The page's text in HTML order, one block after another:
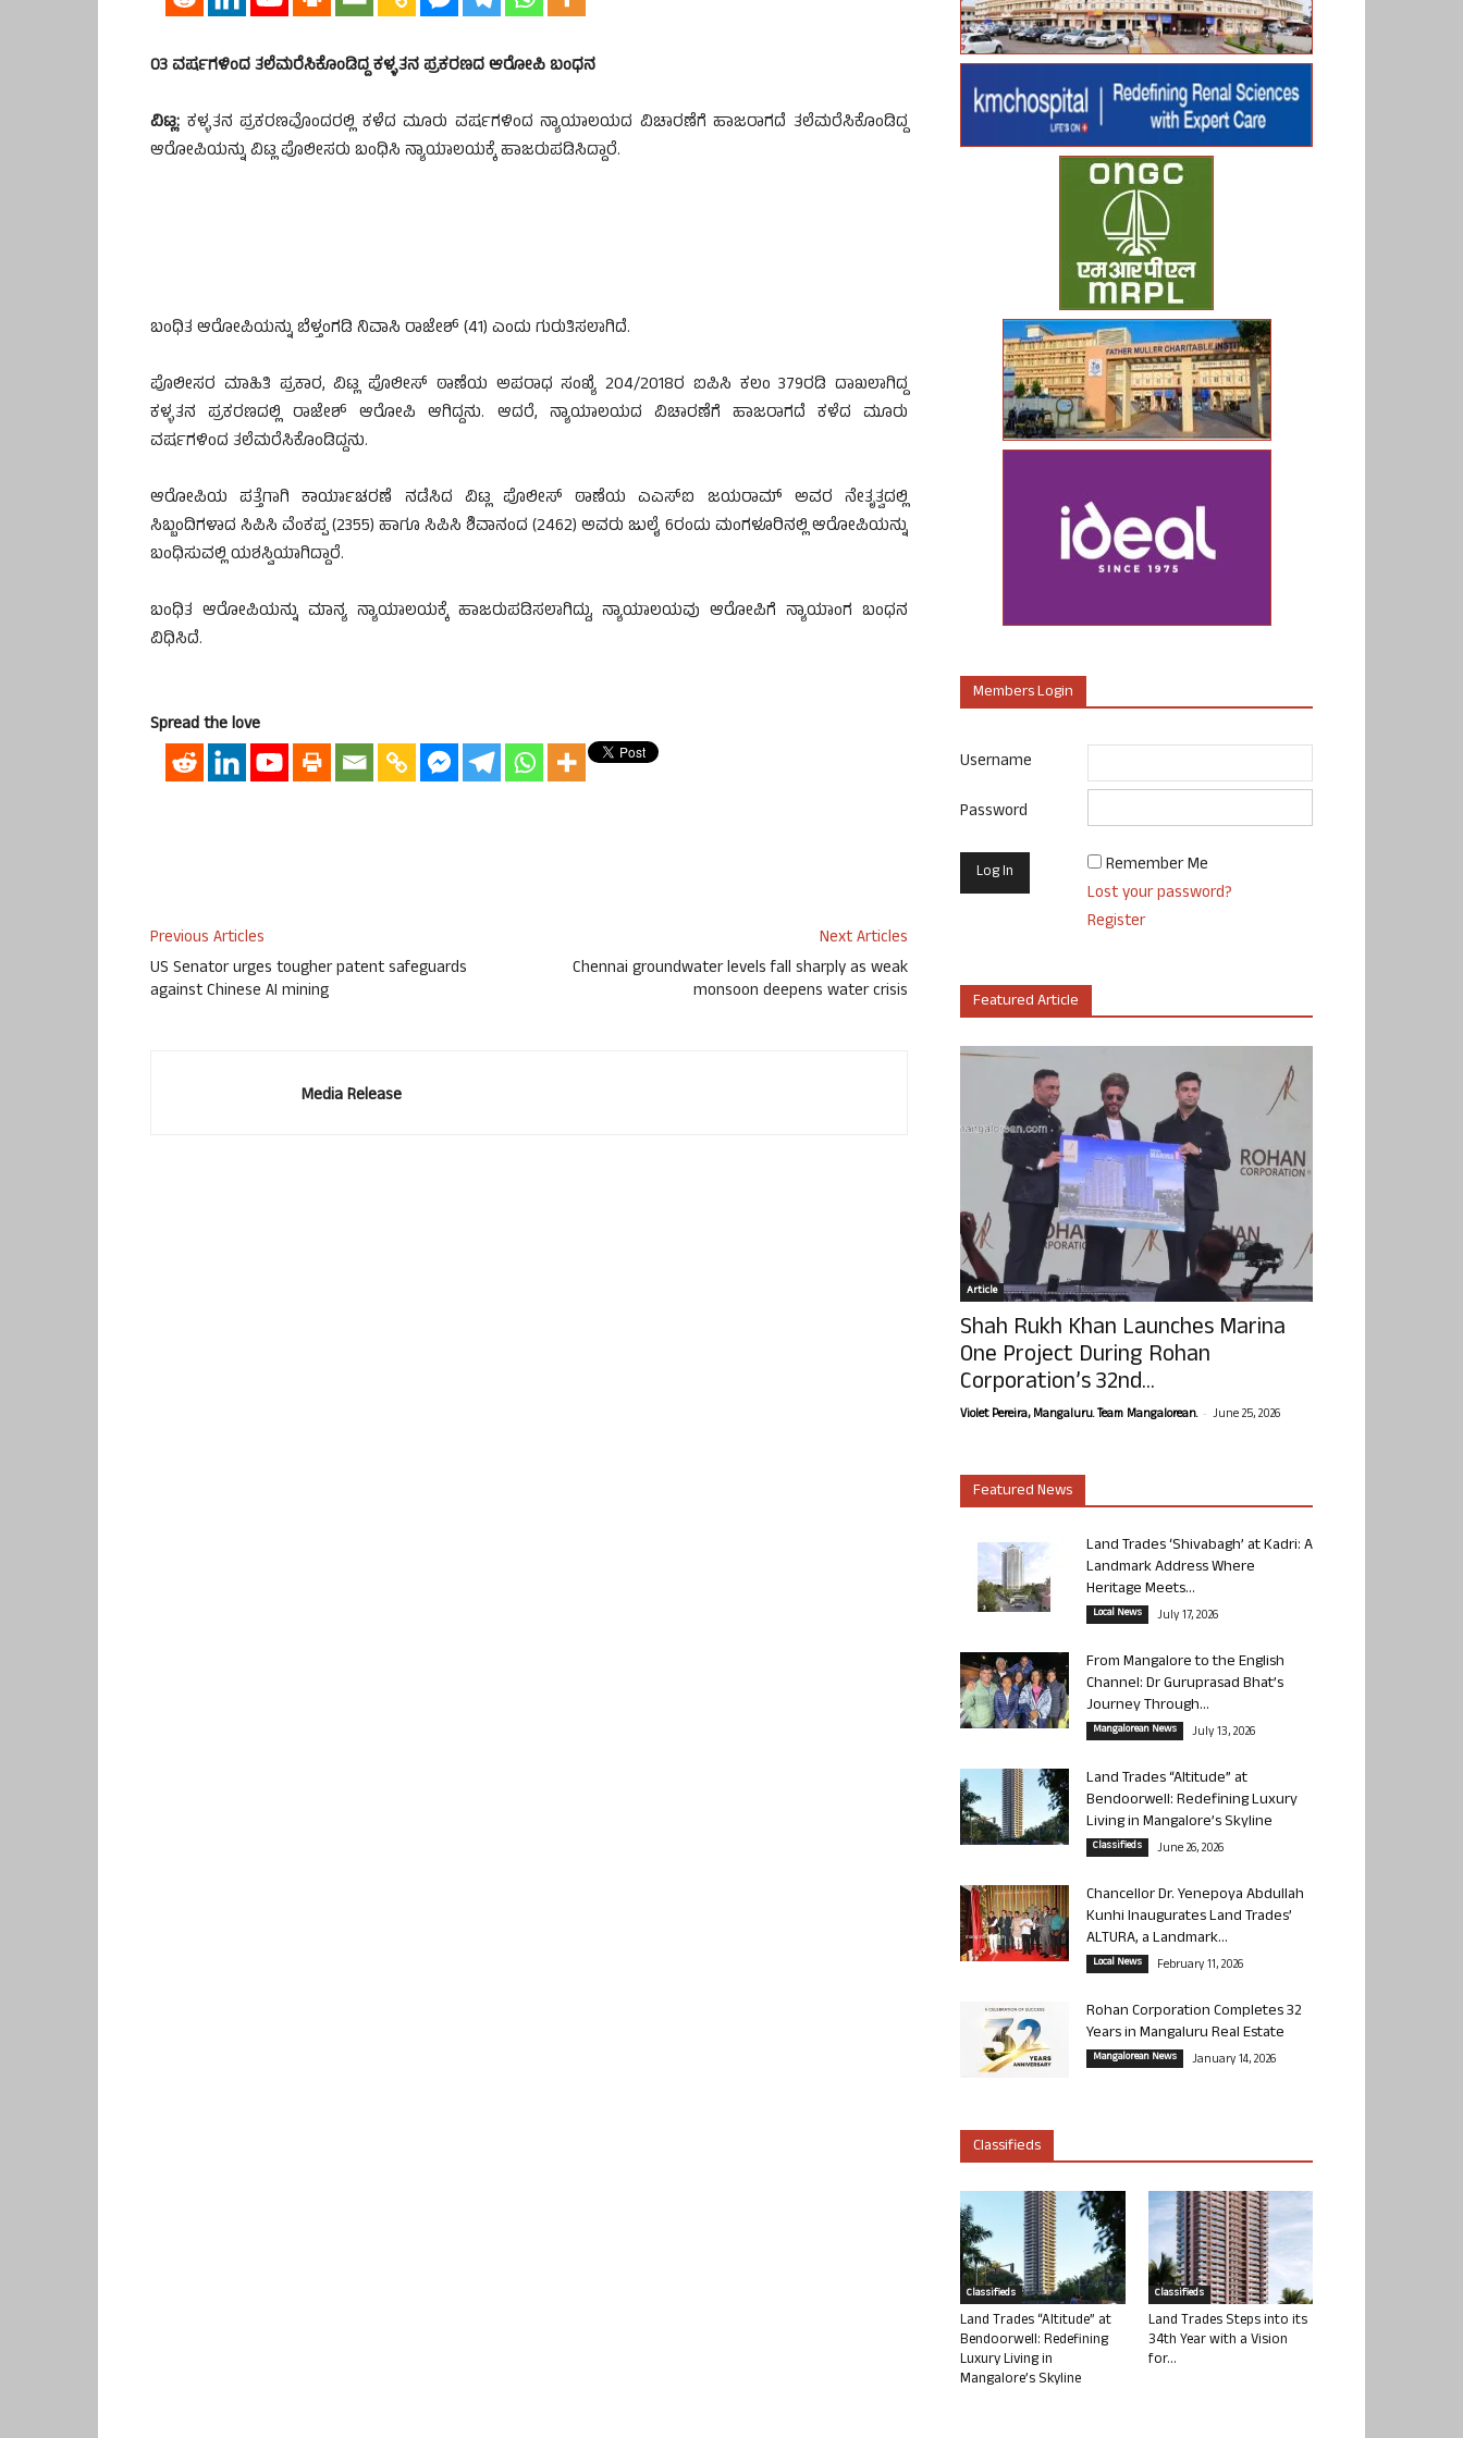
03 ವರ್ಷಗಳಿಂದ ತಲೆಮರೆಸಿಕೊಂಡಿದ್ದ ಕಳ್ಳತನ ಪ್ರಕರಣದ ಆರೋಪಿ ಬಂಧನ
ವಿಟ್ಲ: ಕಳ್ಳತನ ಪ್ರಕರಣವೊಂದರಲ್ಲಿ ಕಳೆದ ಮೂರು ವರ್ಷಗಳಿಂದ ನ್ಯಾಯಾಲಯದ ವಿಚಾರಣೆಗೆ ಹಾಜರಾಗದೆ ತಲೆಮರೆಸಿಕೊಂಡಿದ್ದ
ಆರೋಪಿಯನ್ನು ವಿಟ್ಲ ಪೊಲೀಸರು ಬಂಧಿಸಿ ನ್ಯಾಯಾಲಯಕ್ಕೆ ಹಾಜರುಪಡಿಸಿದ್ದಾರೆ.
ಬಂಧಿತ ಆರೋಪಿಯನ್ನು ಬೆಳ್ತಂಗಡಿ ನಿವಾಸಿ ರಾಜೇಶ್ (41) ಎಂದು ಗುರುತಿಸಲಾಗಿದೆ.
ಪೊಲೀಸರ ಮಾಹಿತಿ ಪ್ರಕಾರ, ವಿಟ್ಲ ಪೊಲೀಸ್ ಠಾಣೆಯ ಅಪರಾಧ ಸಂಖ್ಯೆ 204/2018ರ ಐಪಿಸಿ ಕಲಂ 379ರಡಿ ದಾಖಲಾಗಿದ್ದ
ಕಳ್ಳತನ ಪ್ರಕರಣದಲ್ಲಿ ರಾಜೇಶ್ ಆರೋಪಿ ಆಗಿದ್ದನು. ಆದರೆ, ನ್ಯಾಯಾಲಯದ ವಿಚಾರಣೆಗೆ ಹಾಜರಾಗದೆ ಕಳೆದ ಮೂರು
ವರ್ಷಗಳಿಂದ ತಲೆಮರೆಸಿಕೊಂಡಿದ್ದನು.
ಆರೋಪಿಯ ಪತ್ತೆಗಾಗಿ ಕಾರ್ಯಾಚರಣೆ ನಡೆಸಿದ ವಿಟ್ಲ ಪೊಲೀಸ್ ಠಾಣೆಯ ಎಎಸ್‌ಐ ಜಯರಾಮ್ ಅವರ ನೇತೃತ್ವದಲ್ಲಿ
ಸಿಬ್ಬಂದಿಗಳಾದ ಸಿಪಿಸಿ ವೆಂಕಪ್ಪ (2355) ಹಾಗೂ ಸಿಪಿಸಿ ಶಿವಾನಂದ (2462) ಅವರು ಜುಲೈ 6ರಂದು ಮಂಗಳೂರಿನಲ್ಲಿ ಆರೋಪಿಯನ್ನು
ಬಂಧಿಸುವಲ್ಲಿ ಯಶಸ್ವಿಯಾಗಿದ್ದಾರೆ.
ಬಂಧಿತ ಆರೋಪಿಯನ್ನು ಮಾನ್ಯ ನ್ಯಾಯಾಲಯಕ್ಕೆ ಹಾಜರುಪಡಿಸಲಾಗಿದ್ದು, ನ್ಯಾಯಾಲಯವು ಆರೋಪಿಗೆ ನ್ಯಾಯಾಂಗ ಬಂಧನ
ವಿಧಿಸಿದೆ.
Spread the love
Previous Articles
US Senator urges tougher patent safeguards
against Chinese AI mining
Next Articles
Chennai groundwater levels fall sharply as weak
monsoon deepens water crisis
Media Release
Members Login
Username
Password
Remember Me
Lost your password?
Register
Featured Article
Article
Shah Rukh Khan Launches Marina
One Project During Rohan
Corporation’s 32nd...
Violet Pereira, Mangaluru. Team Mangalorean. - June 25, 2026
Featured News
Land Trades ‘Shivabagh’ at Kadri: A
Landmark Address Where
Heritage Meets...
Local News July 17, 2026
From Mangalore to the English
Channel: Dr Guruprasad Bhat’s
Journey Through...
Mangalorean News July 13, 2026
Land Trades “Altitude” at
Bendoorwell: Redefining Luxury
Living in Mangalore’s Skyline
Classifieds June 26, 2026
Chancellor Dr. Yenepoya Abdullah
Kunhi Inaugurates Land Trades’
ALTURA, a Landmark...
Local News February 11, 2026
Rohan Corporation Completes 32
Years in Mangaluru Real Estate
Mangalorean News January 14, 2026
Classifieds
Classifieds
Land Trades “Altitude” at
Bendoorwell: Redefining
Luxury Living in
Mangalore’s Skyline
Classifieds
Land Trades Steps into its
34th Year with a Vision
for...